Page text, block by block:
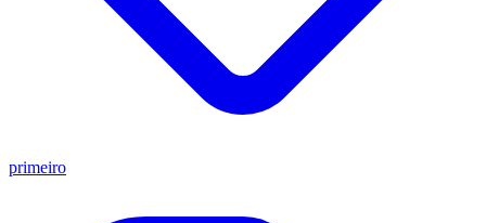
primeiro